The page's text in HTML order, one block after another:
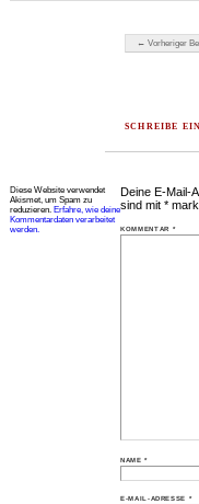
Beitragsnavigation
← Vorheriger
SCHREIBE
Deine E-Mail-
sind mit*
KOMMENTAR *
NAME*
E-MAIL-ADRESSE *
Diese Website verwendet
Akismet, um Spam zu
reduzieren. Erfahre, wie deine
Kommentardaten verarbeitet
werden.